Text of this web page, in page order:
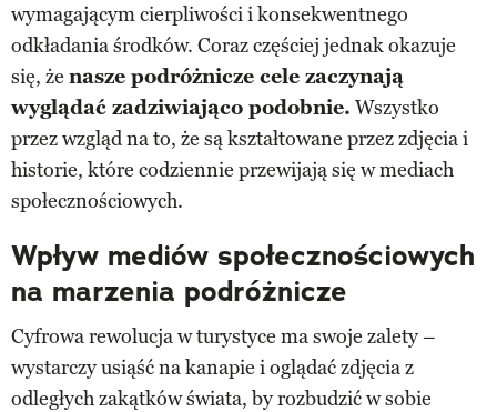
wymagającym cierpliwości i konsekwentnego
odkładania środków. Coraz częściej jednak okazuje
się, że nasze podróżnicze cele zaczynają
wyglądać zadziwiająco podobnie. Wszystko
przez wzgląd na to, że są kształtowane przez zdjęcia i
historie, które codziennie przewijają się w mediach
społecznościowych.
Wpływ mediów społecznościowych
na marzenia podróżnicze
Cyfrowa rewolucja w turystyce ma swoje zalety –
wystarczy usiąść na kanapie i oglądać zdjęcia z
odległych zakątków świata, by rozbudzić w sobie